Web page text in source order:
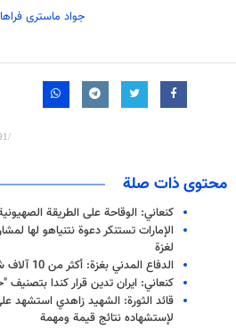
جواد ماستری
محتوى ذات صلة
كنعاني: الوقاحة على الطريقة
الإمارات تستنكر دعوة نتنياهو لها
لغزة
الدفاع المدني بغزة: أكثر من 10 آلاف شهيد في غزة مازالوا تحت الأنقاض
كنعاني: ايران تدين قرار كندا بتصنيف
قائد الثورة: الشهيد زاهدي استشهد
لإستشهاده نتائج قيمة ومهمة